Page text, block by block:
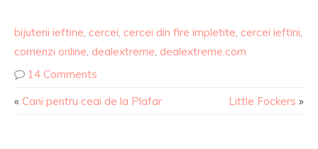
bijuterii ieftine, cercei, cercei din fire impletite, cercei ieftini,
comenzi online, dealextreme, dealextreme.com
14 Comments
« Cani pentru ceai de la Plafar Little Fockers »